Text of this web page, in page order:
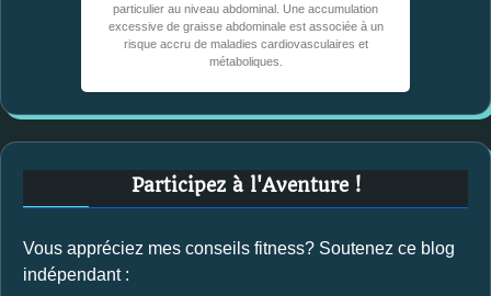
particulier au niveau abdominal. Une accumulation
excessive de graisse abdominale est associée à un
risque accru de maladies cardiovasculaires et
métaboliques.
Participez à l'Aventure !
Vous appréciez mes conseils fitness? Soutenez ce blog
indépendant :